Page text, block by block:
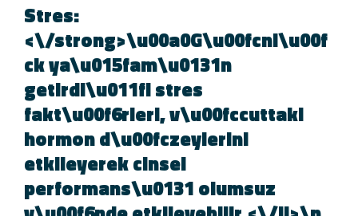
Stres:
<\/
ck ya\u015fam\u0131n
getirdi\u011fi stres
fakt\u00f6rleri, v\u00fccuttaki
hormon d\u00fczeylerini
etkileyerek cinsel
performans\u0131 olumsuz